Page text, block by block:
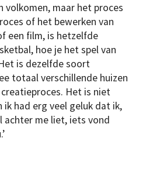
volkomen, maar het proces
of het bewerken van
een film, is hetzelfde
hoe je het spel van
is dezelfde soort
totaal verschillende huizen
Het is niet
ik had erg veel geluk dat ik,
achter me liet, iets vond